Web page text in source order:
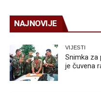
NAJNOVIJE
VIJESTI
Snimka za
je čuvena